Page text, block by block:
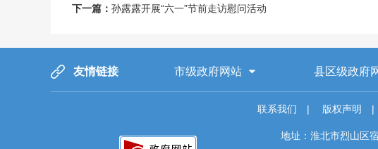
下一篇： 孙露露开展“六一”节前走访慰问活动
友情链接 市级政府网站 县区级政府
联系我们 | 版权声明 |
地址：淮北市烈山区